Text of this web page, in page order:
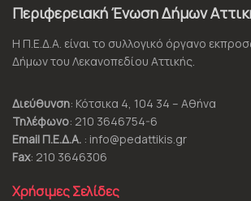
Περιφερειακή Ένωση Δήμων
Η Π.Ε.Δ.Α. είναι το συλλογικό όργανο
Δήμων του Λεκανοπεδίου Αττικής.
Διεύθυνση: Κότσικα 4, 104 34 – Αθήνα
Τηλέφωνο: 210 3646754-6
Email Π.Ε.Δ.Α. : info@pedattikis.gr
Fax: 210 3646306
Χρήσιμες Σελίδες